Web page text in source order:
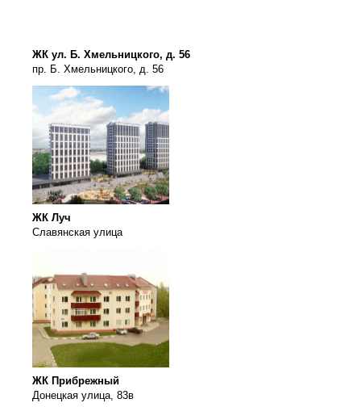
ЖК ул. Б. Хмельницкого, д. 56
пр. Б. Хмельницкого, д. 56
ЖК Луч
Славянская улица
ЖК Прибрежный
Донецкая улица, 83в